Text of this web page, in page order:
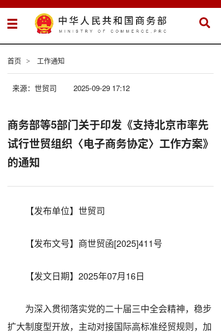
首页 > 工作通知
来源：世贸司 2025-09-29 17:12
商务部等5部门关于印发《支持北京市率先
试行世贸组织〈电子商务协定〉工作方案》
的通知
【发布单位】世贸司
【发布文号】商世贸函[2025]411号
【发文日期】 2025年07月16日
为深入贯彻落实党的二十届三中全会精神，稳步
扩大制度型开放，主动对接国际高标准经贸规则，加